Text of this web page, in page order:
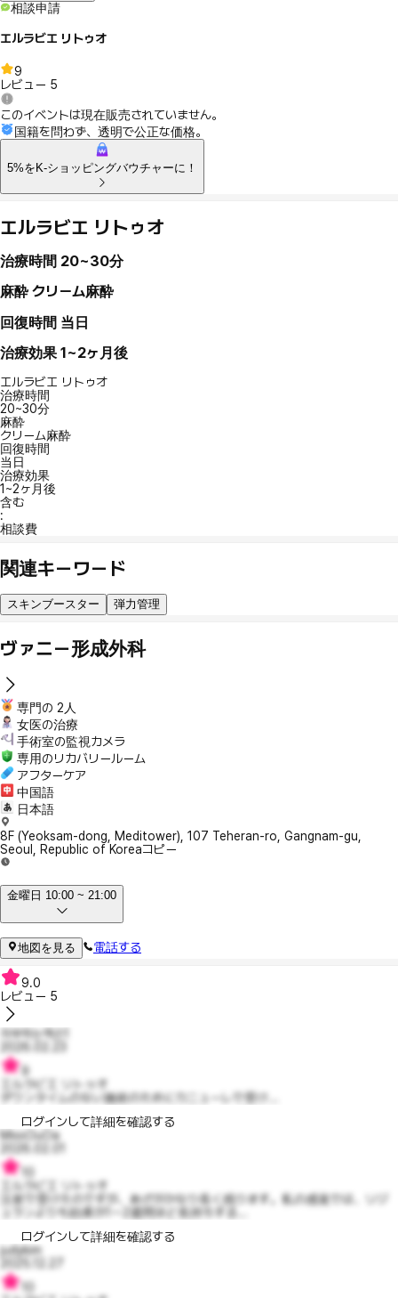
相談申請
エルラビエ リトゥオ
9
レビュー 5
このイベントは現在販売されていません。
国籍を問わず、透明で公正な価格。
5%をK-ショッピングバウチャーに！
エルラビエ リトゥオ
治療時間 20~30分
麻酔 クリーム麻酔
回復時間 当日
治療効果 1~2ヶ月後
エルラビエ リトゥオ
治療時間
20~30分
麻酔
クリーム麻酔
回復時間
当日
治療効果
1~2ヶ月後
含む
:
相談費
関連キーワード
スキンブースター 弾力管理
ヴァニー形成外科
専門の 2人
女医の治療
手術室の監視カメラ
専用のリカバリールーム
アフターケア
中国語
日本語
8F (Yeoksam-dong, Meditower), 107 Teheran-ro, Gangnam-gu,
Seoul, Republic of Koreaコピー
金曜日 10:00 ~ 21:00
地図を見る 電話する
9.0
レビュー 5
자부하는잭슨1
9
エルラビエ リトゥオ
ダウンタイムのない施術のためにカニューレで受け...
ログインして詳細を確認する
MissOuOa
エルラビエ リトゥオ
注射で受けたのですが、あざがかなり長く残ります。私の感覚では、リジ
ュランよりも効果が1～2週間ほど長持ちする...
ログインして詳細を確認する
judykim